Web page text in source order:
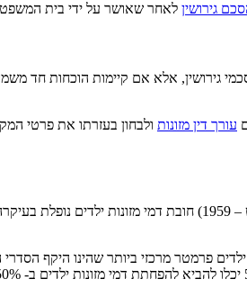
גירושין לאחר שאושר על ידי בית
גירושין, אלא אם קיימות הוכחות חד
עורך דין מזונות ולבחון בעזרתו את פרטי
בעבר, פסיקת בתי המשפט באשר למזונות ילדים הייתה כי ע"פ חוק לתיקון
פרמטר מרכזי ביותר שהינו היקף הסדרי